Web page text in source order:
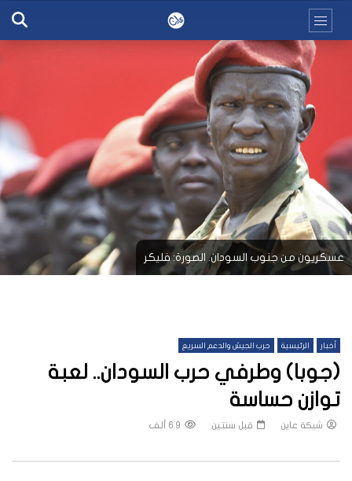
عسكريون من جنوب السودان. الصورة: فليكر
أخبار الرئيسية حرب الجيش والدعم السريع
(جوبا) وطرفي حرب السودان.. لعبة
توازن حساسة
شبكة عاين قبل سنتين 6.9 ألف